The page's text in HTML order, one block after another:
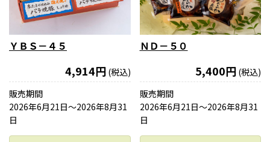
ＹＢＳ－４５
4,914円 (税込)
販売期間
2026年6月21日〜2026年8月31
日
ＮＤ－５０
5,400円 (税込)
販売期間
2026年6月21日〜2026年8月31
日